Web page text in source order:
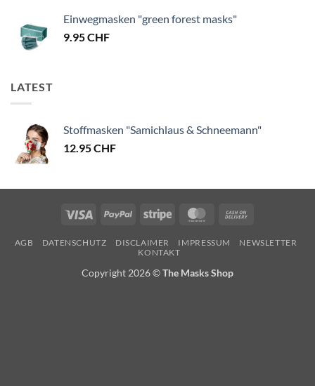
Einwegmasken "green forest masks"
9.95CHF
LATEST
Stoffmasken "Samichlaus & Schneemann"
12.95CHF
Visa PayPal Stripe MasterCard
Delivery
AGB DATENSCHUTZ DISCLAIMER IMPRESSUM
NEWSLETTER
KONTAKT
Copyright 2026 ©The Masks Shop